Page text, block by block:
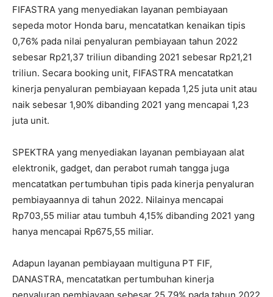
FIFASTRA yang menyediakan layanan pembiayaan
sepeda motor Honda baru, mencatatkan kenaikan tipis
0,76% pada nilai penyaluran pembiayaan tahun 2022
sebesar Rp21,37 triliun dibanding 2021 sebesar Rp21,21
triliun. Secara booking unit, FIFASTRA mencatatkan
kinerja penyaluran pembiayaan kepada 1,25 juta unit atau
naik sebesar 1,90% dibanding 2021 yang mencapai 1,23
juta unit.
SPEKTRA yang menyediakan layanan pembiayaan alat
elektronik, gadget, dan perabot rumah tangga juga
mencatatkan pertumbuhan tipis pada kinerja penyaluran
pembiayaannya di tahun 2022. Nilainya mencapai
Rp703,55 miliar atau tumbuh 4,15% dibanding 2021 yang
hanya mencapai Rp675,55 miliar.
Adapun layanan pembiayaan multiguna PT FIF,
DANASTRA, mencatatkan pertumbuhan kinerja